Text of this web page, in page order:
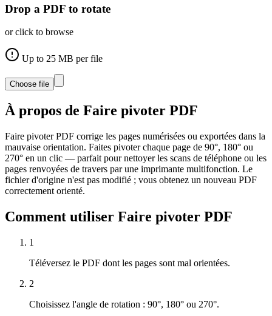
Drop a PDF to rotate
or click to browse
Up to 25 MB per file
Choose file
À propos de Faire pivoter PDF
Faire pivoter PDF corrige les pages numérisées ou exportées dans la
mauvaise orientation. Faites pivoter chaque page de 90°, 180° ou
270° en un clic — parfait pour nettoyer les scans de téléphone ou les
pages renvoyées de travers par une imprimante multifonction. Le
fichier d'origine n'est pas modifié ; vous obtenez un nouveau PDF
correctement orienté.
Comment utiliser Faire pivoter PDF
1
Téléversez le PDF dont les pages sont mal orientées.
2
Choisissez l'angle de rotation : 90°, 180° ou 270°.